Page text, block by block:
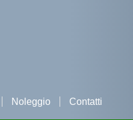
Noleggio Contatti
Per qualsiasi